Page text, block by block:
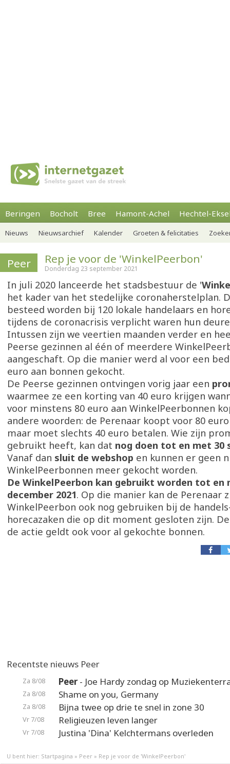
Beringen Bocholt Bree Hamont-Achel Hechtel-
Nieuws Nieuwsarchief Kalender Groeten & felicitaties
Peer Rep je voor de 'WinkelPeerbon'
Donderdag 23 september 2021
In juli 2020 lanceerde het stadsbestuur de '
het kader van het stedelijke coronaherstelplan.
besteed worden bij 120 lokale handelaars en
tijdens de coronacrisis verplicht waren hun
Intussen zijn we veertien maanden verder en
Peerse gezinnen al één of meerdere
aangeschaft. Op die manier werd al voor een
euro aan bonnen gekocht.
De Peerse gezinnen ontvingen vorig jaar een
waarmee ze een korting van 40 euro krijgen
voor minstens 80 euro aan WinkelPeerbonnen
andere woorden: de Perenaar koopt voor 80
maar moet slechts 40 euro betalen. Wie zijn
gebruikt heeft, kan dat nog doen tot en met 30
Vanaf dan sluit de webshop en kunnen er geen
WinkelPeerbonnen meer gekocht worden.
De WinkelPeerbon kan gebruikt worden tot en
december 2021. Op die manier kan de Perenaar
WinkelPeerbon ook nog gebruiken bij de
horecazaken die op dit moment gesloten zijn.
de actie geldt ook voor al gekochte bonnen.
Recentste nieuws Peer
Za 8/08 Peer- Joe Hardy zondag op
Za 8/08 Shame on you, Germany
Za 8/08 Bijna twee op drie te snel in zone 30
Vr 7/08 Religieuzen leven langer
Vr 7/08 Justina 'Dina' Kelchtermans overleden
U bent hier: Startpagina » Peer » Rep je voor de 'WinkelPeerbon'